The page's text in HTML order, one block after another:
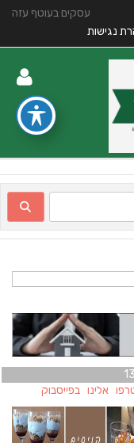
עסקים בעוטף עזה
נגישות
אלינו בפייסבוק